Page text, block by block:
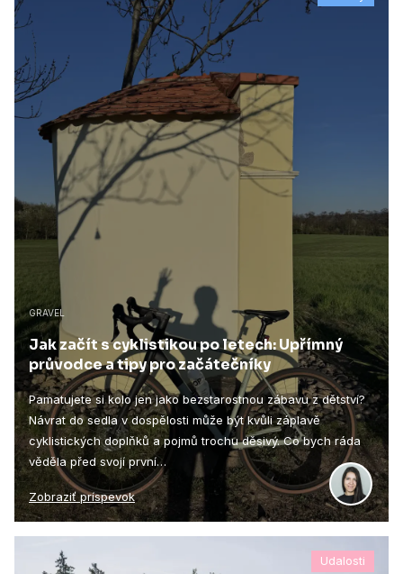
GRAVEL
Jak začít s cyklistikou po letech: Upřímný
průvodce a tipy pro začátečníky
Pamatujete si kolo jen jako bezstarostnou zábavu z dětství?
Návrat do sedla v dospělosti může být kvůli záplavě
cyklistických doplňků a pojmů trochu děsivý. Co bych ráda
věděla před svojí první…
Zobraziť príspevok
Udalosti